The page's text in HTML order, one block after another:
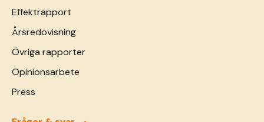
Effektrapport
Årsredovisning
Övriga rapporter
Opinionsarbete
Press